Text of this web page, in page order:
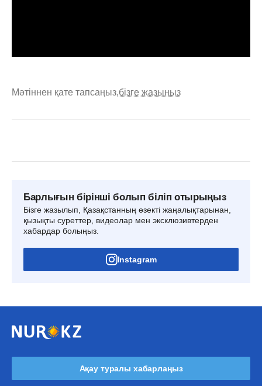
Мәтіннен қате тапсаңыз,бізге жазыңыз
Барлығын бірінші болып біліп отырыңыз
Бізге жазылып, Қазақстанның өзекті жаңалықтарынан,
қызықты суреттер, видеолар мен эксклюзивтерден
хабардар болыңыз.
Instagram
Ақау туралы хабарлаңыз